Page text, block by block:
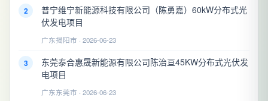
2
普宁维宁新能源科技有限公司（陈勇嘉）60kW分布式光
伏发电项目
广东揭阳市 · 2026-06-23
3
东莞泰合惠晟新能源有限公司陈治亘45KW分布式光伏发
电项目
广东东莞市 · 2026-06-23